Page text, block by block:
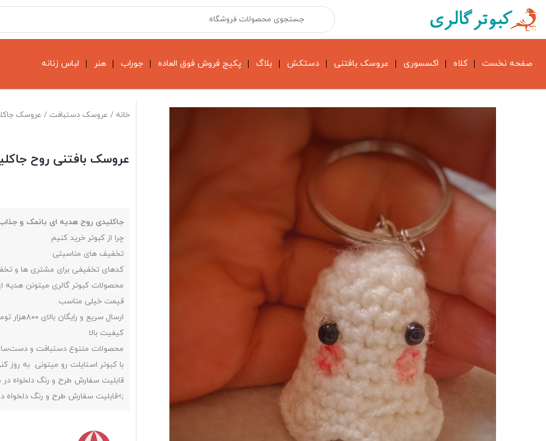
صفحه نخست کلاه اکسسوری عروسک بافتنی دستکش بلاگ پکیج فروش فوق العاده جوراب هنر لباس زنانه
خانه / عروسک دستبافت / عروسک
عروسک بافتنی روح
جاکلیدی روح هدیه ای بانمک و
چرا از کبوتر خرید کنیم
تخفیف های مناسبتی
کدهای تخفیفی برای مشتری ها و
محصولات کبوتر گالری میتونن هدیه
قیمت خیلی مناسب
ارسال سریع و رایگان بالای ۸۰۰هزار تومن
کیفیت بالا
محصولات متنوع دستبافت و
با کبوتر استایلت رو میتونی به روز
قابلیت سفارش طرح و رنگ دلخواه
;>قابلیت سفارش طرح و رنگ دلخواه